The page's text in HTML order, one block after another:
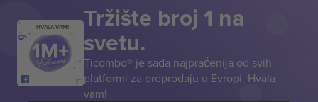
HVALA VAM! Tržište broj 1 na
svetu.
Ticombo® je sada najpraćenija od svih
platformi za preprodaju u Evropi. Hvala
vam!